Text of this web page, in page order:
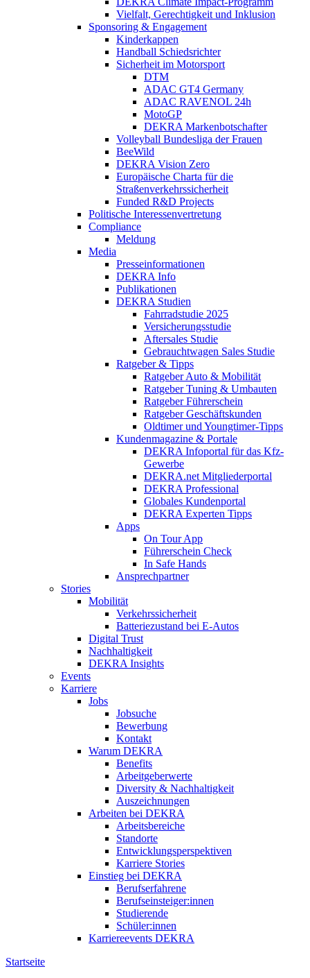
Vielfalt, Gerechtigkeit und Inklusion​
Sponsoring & Engagement
Kinderkappen
Handball Schiedsrichter
Sicherheit im Motorsport
DTM
ADAC GT4 Germany
ADAC RAVENOL 24h
MotoGP
DEKRA Markenbotschafter
Volleyball Bundesliga der Frauen
BeeWild
DEKRA Vision Zero
Europäische Charta für die
Straßenverkehrssicherheit
Funded R&D Projects
Politische Interessenvertretung
Compliance
Meldung
Media
Presseinformationen
DEKRA Info
Publikationen
DEKRA Studien
Fahrradstudie 2025
Versicherungsstudie
Aftersales Studie
Gebrauchtwagen Sales Studie
Ratgeber & Tipps
Ratgeber Auto & Mobilität
Ratgeber Tuning & Umbauten
Ratgeber Führerschein
Ratgeber Geschäftskunden
Oldtimer und Youngtimer-Tipps
Kundenmagazine & Portale
DEKRA Infoportal für das Kfz-
Gewerbe
DEKRA.net Mitgliederportal
DEKRA Professional
Globales Kundenportal
DEKRA Experten Tipps
Apps
On Tour App
Führerschein Check
In Safe Hands
Ansprechpartner
Stories
Mobilität
Verkehrssicherheit
Batteriezustand bei E-Autos
Digital Trust
Nachhaltigkeit
DEKRA Insights
Events
Karriere
Jobs
Jobsuche
Bewerbung
Kontakt
Warum DEKRA
Benefits
Arbeitgeberwerte
Diversity & Nachhaltigkeit
Auszeichnungen
Arbeiten bei DEKRA
Arbeitsbereiche
Standorte
Entwicklungsperspektiven
Karriere Stories
Einstieg bei DEKRA
Berufserfahrene
Berufseinsteiger:innen
Studierende
Schüler:innen
Karriereevents DEKRA
Startseite